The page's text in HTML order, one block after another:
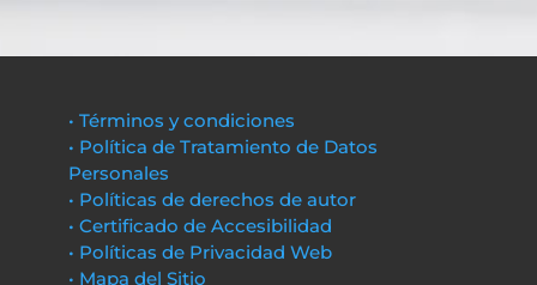
• Términos y condiciones
• Política de Tratamiento de Datos
Personales
• Políticas de derechos de autor
• Certificado de Accesibilidad
• Políticas de Privacidad Web
• Mapa del Sitio